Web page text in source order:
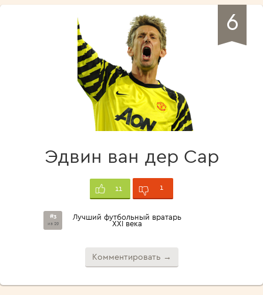
6
Эдвин ван дер Сар
11 1
#3
из 29
Лучший футбольный вратарь
XXI века
Комментировать →